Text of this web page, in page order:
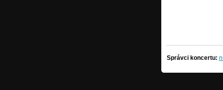
Správci koncertu: